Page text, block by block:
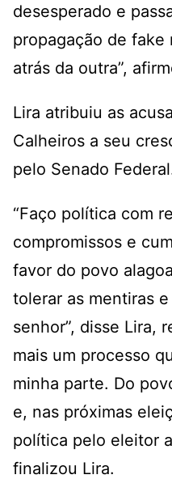
desesperado e
propagação de fake
atrás da outra”,
Lira atribuiu as
Calheiros a seu
pelo Senado
“Faço política com
compromissos e
favor do povo
tolerar as mentiras
senhor”, disse Lira,
mais um processo
minha parte. Do
e, nas próximas
política pelo eleitor
finalizou Lira.